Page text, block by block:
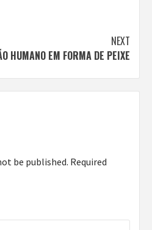
NEXT
HUMANO EM FORMA DE PEIXE
be published. Required